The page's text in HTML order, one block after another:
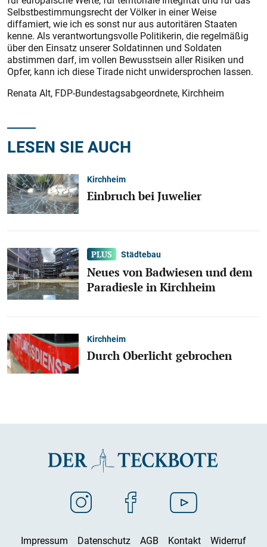
Selbstbestimmungsrecht der Völker in einer Weise
diffamiert, wie ich es sonst nur aus autoritären Staaten
kenne. Als verantwortungsvolle Politikerin, die regelmäßig
über den Einsatz unserer Soldatinnen und Soldaten
abstimmen darf, im vollen Bewusstsein aller Risiken und
Opfer, kann ich diese Tirade nicht unwidersprochen lassen.
Renata Alt, FDP-Bundestagsabgeordnete, Kirchheim
LESEN SIE AUCH
Kirchheim
Einbruch bei Juwelier
Städtebau
Neues von Badwiesen und dem
Paradiesle in Kirchheim
Kirchheim
Durch Oberlicht gebrochen
Impressum Datenschutz AGB Kontakt Widerruf